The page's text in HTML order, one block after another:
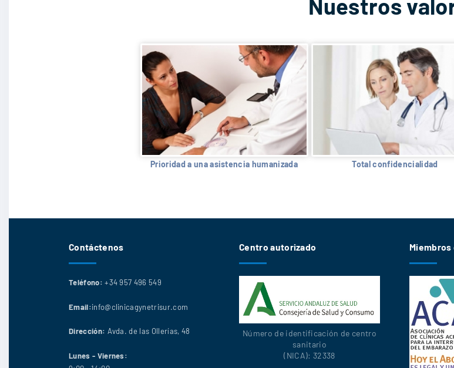
Nuestros
Prioridad a una asistencia humanizada Total confidencialidad
Contáctenos
Teléfono: +34 957 496 549
Email:info@clinicagynetrisur.com
Dirección: Avda. de las Ollerías, 48
Lunes - Viernes:
Centro autorizado
Número de identificación de centro
sanitario
(NICA): 32338
Miembros